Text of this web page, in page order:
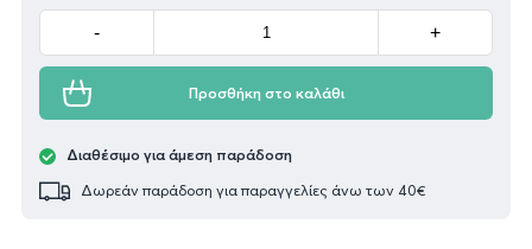
Minus
- Plus
+
Προσθήκη στο καλάθι
Διαθέσιμο για άμεση παράδοση
Δωρεάν παράδοση για παραγγελίες άνω των 40€